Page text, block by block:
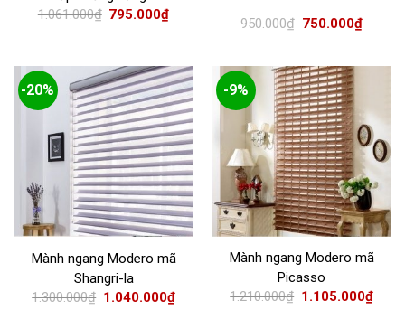
1.061.000₫ 795.000₫
950.000₫ 750.000₫
-20%
Mành ngang Modero mã
Shangri-la
1.300.000₫ 1.040.000₫
-9%
Mành ngang Modero mã
Picasso
1.210.000₫ 1.105.000₫